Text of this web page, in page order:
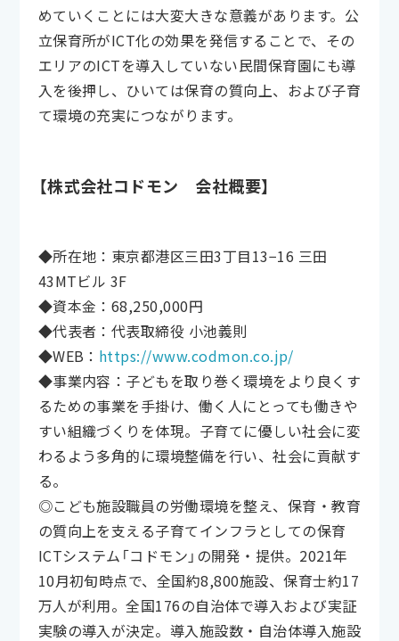
めていくことには大変大きな意義があります。公
立保育所がICT化の効果を発信することで、その
エリアのICTを導入していない民間保育園にも導
入を後押し、ひいては保育の質向上、および子育
て環境の充実につながります。
【株式会社コドモン 会社概要】
◆所在地：東京都港区三田3丁目13−16 三田
43MTビル 3F
◆資本金：68,250,000円
◆代表者：代表取締役 小池義則
◆WEB： https://www.codmon.co.jp/
◆事業内容：子どもを取り巻く環境をより良くす
るための事業を手掛け、働く人にとっても働きや
すい組織づくりを体現。子育てに優しい社会に変
わるよう多角的に環境整備を行い、社会に貢献す
る。
◎こども施設職員の労働環境を整え、保育・教育
の質向上を支える子育てインフラとしての保育
ICTシステム「コドモン」の開発・提供。2021年
10月初旬時点で、全国約8,800施設、保育士約17
万人が利用。全国176の自治体で導入および実証
実験の導入が決定。導入施設数・自治体導入施設